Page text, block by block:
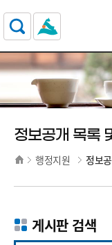
주요 메뉴로 건너뛰기
본문으로가기
정보공개 목록
행정지원 정보
게시판 검색